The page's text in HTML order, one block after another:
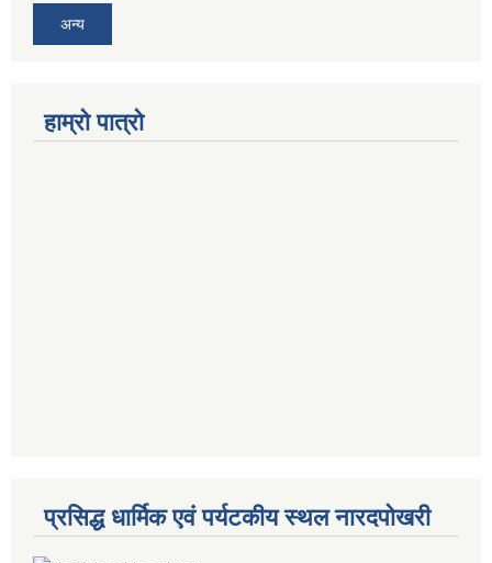
अन्य
हाम्रो पात्रो
प्रसिद्ध धार्मिक एवं पर्यटकीय स्थल नारदपोखरी